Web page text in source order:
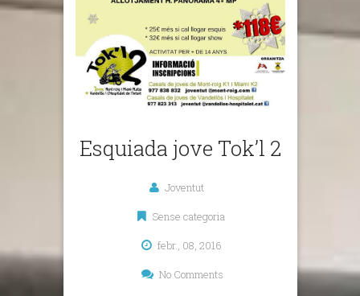
Esquiada jove Tok’l 2
Joventut
Sense categoria
febr., 08, 2016
No Comments